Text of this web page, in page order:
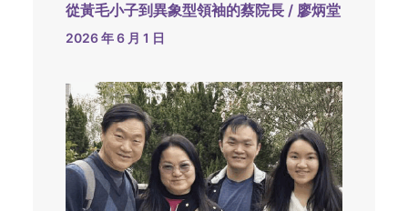
從黃毛小子到異象型領袖的蔡院長 / 廖炳堂
2026 年 6 月 1 日